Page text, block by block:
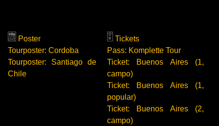
Poster
Tourposter: Cordoba
Tourposter: Santiago de
Chile
Tickets
Pass: Komplette Tour
Ticket: Buenos Aires (1,
campo)
Ticket: Buenos Aires (1,
popular)
Ticket: Buenos Aires (2,
campo)